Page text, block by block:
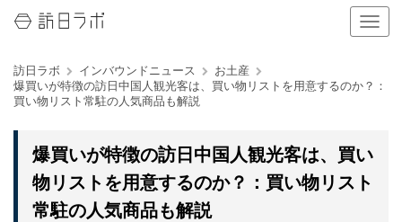
ナ
ビ
ー
シ
の
示
訪日ラボ インバウンドニュース
お土産
爆買いが特徴の訪日中国人観光客は、買い物リストを用意するのか？：
買い物リスト常駐の人気商品も解説
爆買いが特徴の訪日中国人観光客は、買い
物リストを用意するのか？：買い物リスト
常駐の人気商品も解説